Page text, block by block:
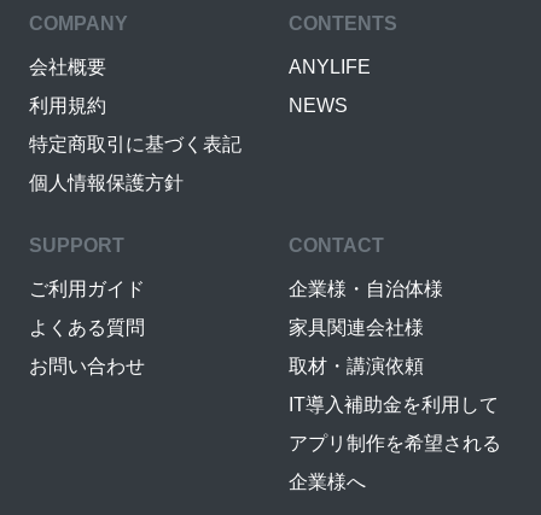
COMPANY
会社概要
利用規約
特定商取引に基づく表記
個人情報保護方針
CONTENTS
ANYLIFE
NEWS
SUPPORT
ご利用ガイド
よくある質問
お問い合わせ
CONTACT
企業様・自治体様
家具関連会社様
取材・講演依頼
IT導入補助金を利用して
アプリ制作を希望される
企業様へ